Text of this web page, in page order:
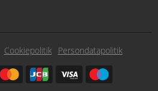
Cookiepolitik
Persondatapolitik